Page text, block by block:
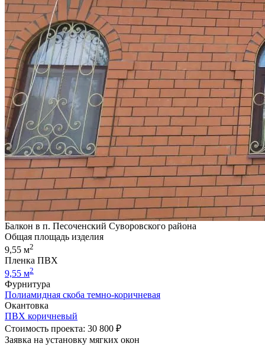
Балкон в п. Песоченский Суворовского района
Общая площадь изделия
9,55 м2
Пленка ПВХ
9,55 м2
Фурнитура
Полиамидная скоба темно-коричневая
Окантовка
ПВХ коричневый
Стоимость проекта: 30 800 ₽
Заявка на установку мягких окон